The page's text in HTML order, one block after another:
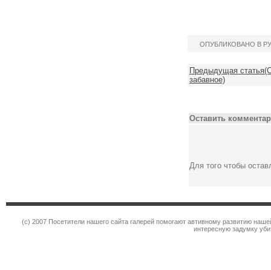
ОПУБЛИКОВАНО В
Предыдущая
забавное)
Оставить
Для того чтобы
(c) 2007 Посетители нашего сайта галерей помогают автивному развитию
интересную задумку